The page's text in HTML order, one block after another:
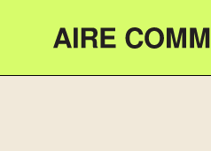
Aire Commune